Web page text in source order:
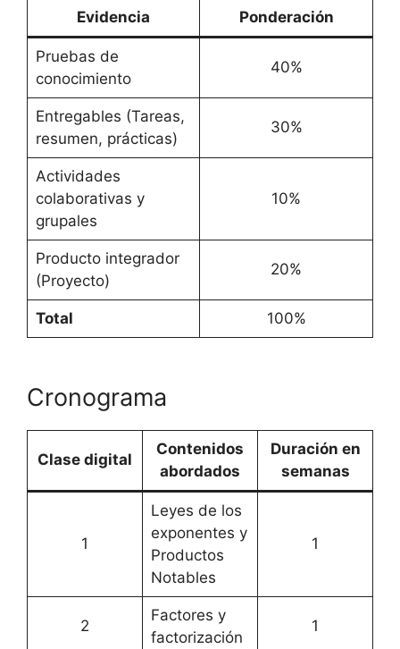
Evidencia Ponderación
Pruebas de
conocimiento
40%
Entregables (Tareas,
resumen, prácticas)
30%
Actividades
colaborativas y
grupales
10%
Producto integrador
(Proyecto)
20%
Total 100%
Cronograma
Clase digital
Contenidos
abordados
Duración en
semanas
1
Leyes de los
exponentes y
Productos
Notables
1
2
Factores y
factorización
1